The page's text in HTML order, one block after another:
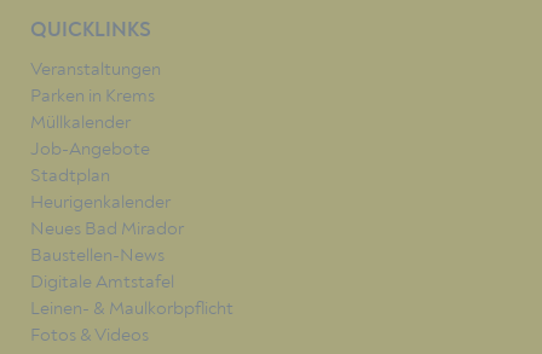
QUICKLINKS
Veranstaltungen
Parken in Krems
Müllkalender
Job-Angebote
Stadtplan
Heurigenkalender
Neues Bad Mirador
Baustellen-News
Digitale Amtstafel
Leinen- & Maulkorbpflicht
Fotos & Videos